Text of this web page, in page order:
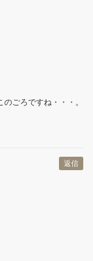
ごろですね・・・。
返信